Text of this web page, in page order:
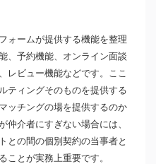
ォームが提供する機能を整理
、予約機能、オンライン面談
レビュー機能などです。ここ
ティングそのものを提供する
ッチングの場を提供するのか
仲介者にすぎない場合には、
との間の個別契約の当事者と
ことが実務上重要です。